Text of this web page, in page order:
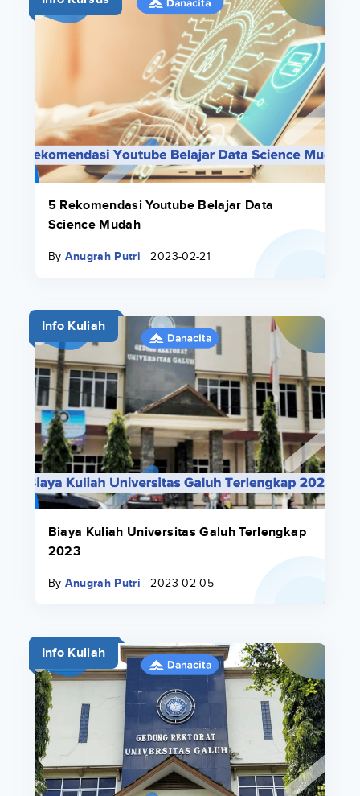
5 Rekomendasi Youtube Belajar Data
Science Mudah
By Anugrah Putri 2023-02-21
Info Kuliah
Biaya Kuliah Universitas Galuh Terlengkap
2023
By Anugrah Putri 2023-02-05
Info Kuliah